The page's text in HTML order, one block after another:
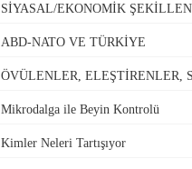
SİYASAL/EKONOMİK
ABD-NATO VE TÜRKİYE
ÖVÜLENLER, ELEŞTİRENLER,
Mikrodalga ile Beyin Kontrolü
Kimler Neleri Tartışıyor